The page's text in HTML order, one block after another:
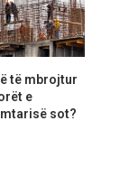
të mbrojtur
e
sot?